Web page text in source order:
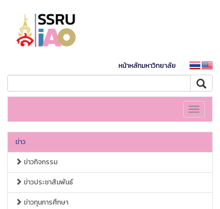
หน้าหลักมหาวิทยาลัย
Toggle
ข่าว
ข่าวกิจกรรม
ข่าวประชาสัมพันธ์
ข่าวทุนการศึกษา